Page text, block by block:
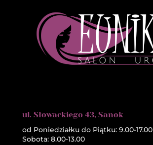
ul. Słowackiego 43, Sanok
od Poniedziałku do Piątku: 9.00-17.00
Sobota: 8.00-13.00